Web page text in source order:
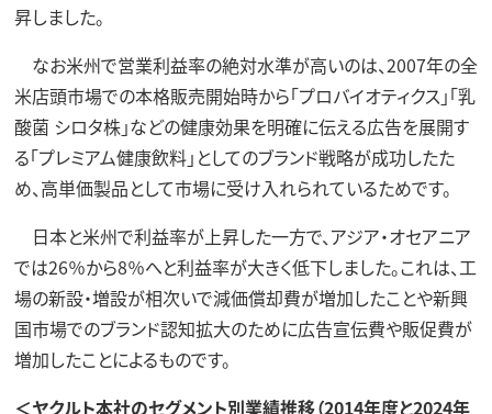
昇しました。
なお米州で営業利益率の絶対水準が高いのは、2007年の全
米店頭市場での本格販売開始時から「プロバイオティクス」「乳
酸菌 シロタ株」などの健康効果を明確に伝える広告を展開す
る「プレミアム健康飲料」としてのブランド戦略が成功したた
め、高単価製品として市場に受け入れられているためです。
日本と米州で利益率が上昇した一方で、アジア・オセアニア
では26％から8％へと利益率が大きく低下しました。これは、工
場の新設・増設が相次いで減価償却費が増加したことや新興
国市場でのブランド認知拡大のために広告宣伝費や販促費が
増加したことによるものです。
＜ヤクルト本社のセグメント別業績推移（2014年度と2024年